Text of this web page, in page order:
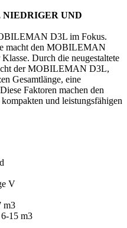
UND
D3L im Fokus.
macht den MOBILEMAN
Durch die neugestaltete
der MOBILEMAN D3L,
Gesamtlänge, eine
Faktoren machen den
und leistungsfähigen
V
m3
15 m3